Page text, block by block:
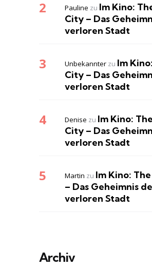
Pauline zu Im Kino:
City – Das
verloren Stadt
Unbekannter zu Im
City – Das
verloren Stadt
Denise zu Im Kino:
City – Das
verloren Stadt
Martin zu Im Kino:
– Das Geheimnis
verloren Stadt
Archiv